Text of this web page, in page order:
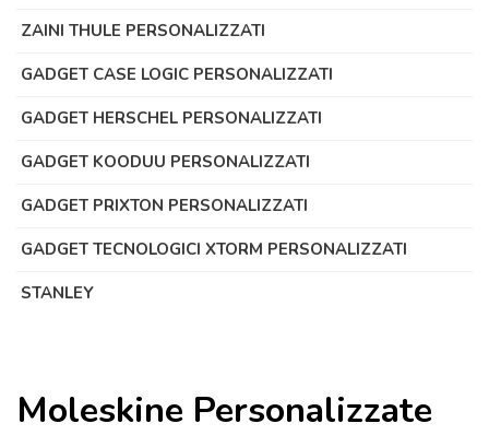
ZAINI THULE PERSONALIZZATI
GADGET CASE LOGIC PERSONALIZZATI
GADGET HERSCHEL PERSONALIZZATI
GADGET KOODUU PERSONALIZZATI
GADGET PRIXTON PERSONALIZZATI
GADGET TECNOLOGICI XTORM PERSONALIZZATI
STANLEY
Moleskine Personalizzate